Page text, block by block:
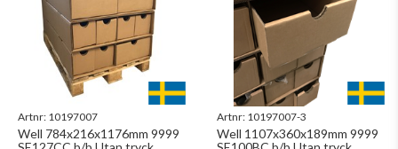
Artnr: 10197007
Well 784x216x1176mm 9999
Artnr: 10197007-3
Well 1107x360x189mm 9999